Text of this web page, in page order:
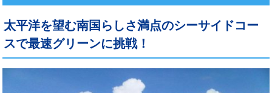
太平洋を望む南国らしさ満点のシーサイドコー
スで最速グリーンに挑戦！